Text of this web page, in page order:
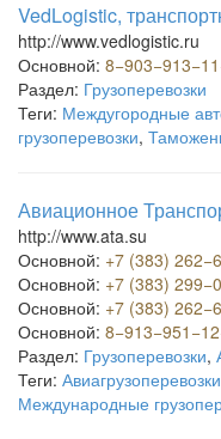
VedLogistic,
http://www.vedlogistic.ru
Основной:
Раздел: Грузоперевозки
Теги: Междугородные
грузоперевозки,
Авиационное
http://www.ata.su
Основной: +7 (383)
Основной: +7 (383)
Основной: +7 (383)
Основной:
Раздел: Грузоперевозки,
Теги: Авиагрузоперевозки
Международные